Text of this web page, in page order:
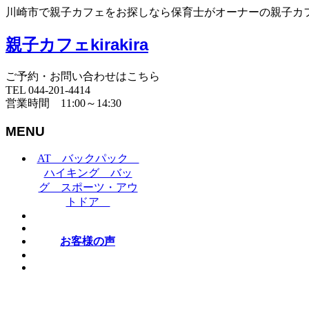
川崎市で親子カフェをお探しなら保育士がオーナーの親子カ
親子カフェkirakira
ご予約・お問い合わせはこちら
TEL 044-201-4414
営業時間 11:00～14:30
MENU
AT バックパック
ハイキング バッ
グ スポーツ・アウ
トドア
お客様の声